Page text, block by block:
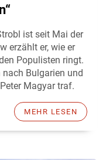
ist seit Mai der
erzählt er, wie er
Populisten ringt.
Bulgarien und
Magyar traf.
MEHR LESEN